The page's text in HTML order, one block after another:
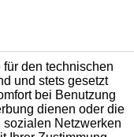
den technischen
und stets gesetzt
bei Benutzung
dienen oder die
sozialen Netzwerken